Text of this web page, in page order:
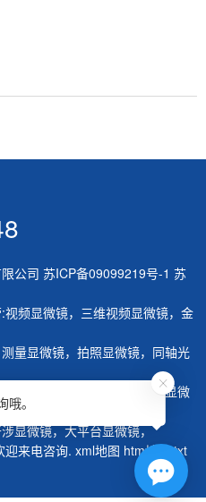
公司 苏ICP备09099219号-1 苏
视频显微镜， 三维视频显微镜， 金
测量显微镜， 拍照显微镜， 同轴光
体视显微
显微镜，大平台显微镜，
迎来电咨询. xml地图 htm地图 txt
。